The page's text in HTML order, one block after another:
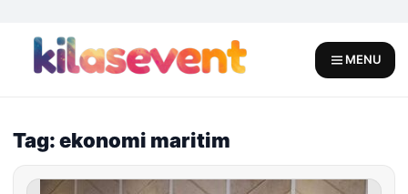
content
MENU
Tag: ekonomi maritim